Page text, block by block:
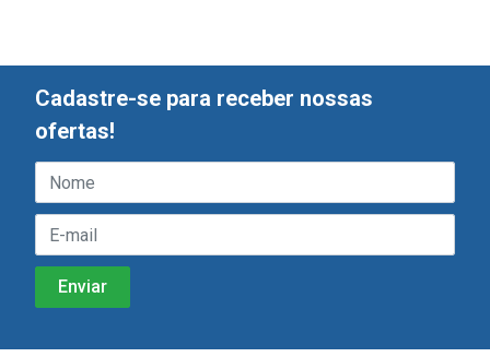
Cadastre-se para receber nossas
ofertas!